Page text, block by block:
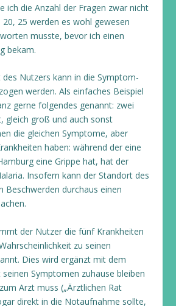
ich die Anzahl der Fragen zwar nicht
25 werden es wohl gewesen
musste, bevor ich einen
bekam.
Nutzers kann in die Symptom-
werden. Als einfaches Beispiel
gerne folgendes genannt: zwei
gleich groß und auch sonst
die gleichen Symptome, aber
haben: während der eine
eine Grippe hat, hat der
Insofern kann der Standort des
Beschwerden durchaus einen
der Nutzer die fünf Krankheiten
zu seinen
Dies wird ergänzt mit dem
Symptomen zuhause bleiben
Arzt muss („Ärztlichen Rat
direkt in die Notaufnahme sollte,